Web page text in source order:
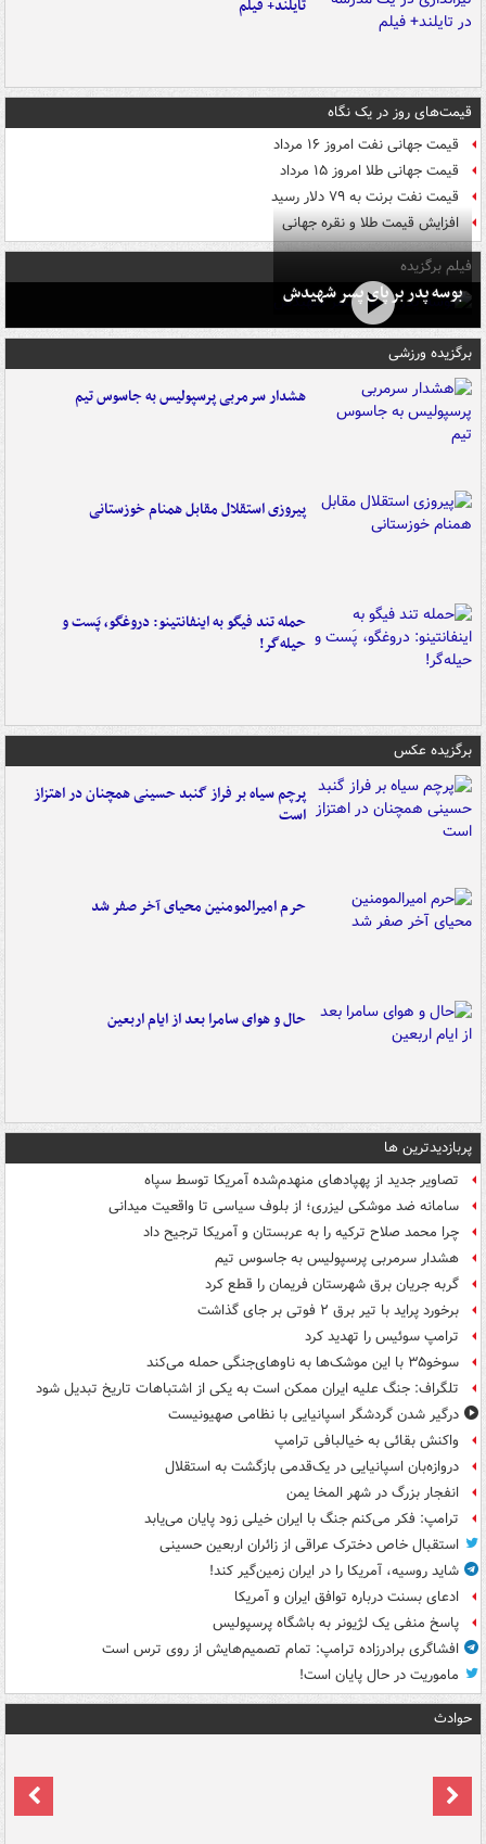
تایلند+ فیلم
قیمت‌های روز در یک نگاه
قیمت جهانی نفت امروز ۱۶ مرداد
قیمت جهانی طلا امروز ۱۵ مرداد
قیمت نفت برنت به ۷۹ دلار رسید
افزایش قیمت طلا و نقره جهانی
فیلم برگزیده
بوسه‌ پدر بر پای پسر شهیدش
برگزیده ورزشی
هشدار سرمربی پرسپولیس به جاسوس تیم
پیروزی استقلال مقابل همنام خوزستانی
حمله تند فیگو به اینفانتینو: دروغگو، پَست‌ و
حیله‌گر!
برگزیده عکس
پرچم سیاه بر فراز گنبد حسینی همچنان در اهتزاز
است
حرم امیرالمومنین محیای آخر صفر شد
حال و هوای سامرا بعد از ایام اربعین
پربازدیدترین ها
تصاویر جدید از پهپادهای منهدم‌شده آمریکا توسط سپاه
سامانه ضد موشکی لیزری؛ از بلوف سیاسی تا واقعیت میدانی
چرا محمد صلاح ترکیه را به عربستان و آمریکا ترجیح داد
هشدار سرمربی پرسپولیس به جاسوس تیم
گربه جریان برق شهرستان فریمان را قطع کرد
برخورد پراید با تیر برق ۲ فوتی بر جای گذاشت
ترامپ سوئیس را تهدید کرد
سوخو۳۵ با این موشک‌ها به ناوهای‌جنگی حمله می‌کند
تلگراف: جنگ علیه ایران ممکن است به یکی از اشتباهات تاریخ تبدیل شود
درگیر شدن گردشگر اسپانیایی با نظامی صهیونیست
واکنش بقائی به خیالبافی ترامپ
دروازه‌بان اسپانیایی در یک‌قدمی بازگشت به استقلال
انفجار بزرگ در شهر المخا یمن
ترامپ: فکر می‌کنم جنگ با ایران خیلی زود پایان می‌یابد
استقبال خاص دخترک عراقی از زائران اربعین حسینی
شاید روسیه، آمریکا را در ایران زمین‌گیر کند!
ادعای بسنت درباره توافق ایران و آمریکا
پاسخ منفی یک لژیونر به باشگاه پرسپولیس
افشاگری برادرزاده ترامپ: تمام تصمیم‌هایش از روی ترس است
ماموریت در حال پایان است!
حوادث